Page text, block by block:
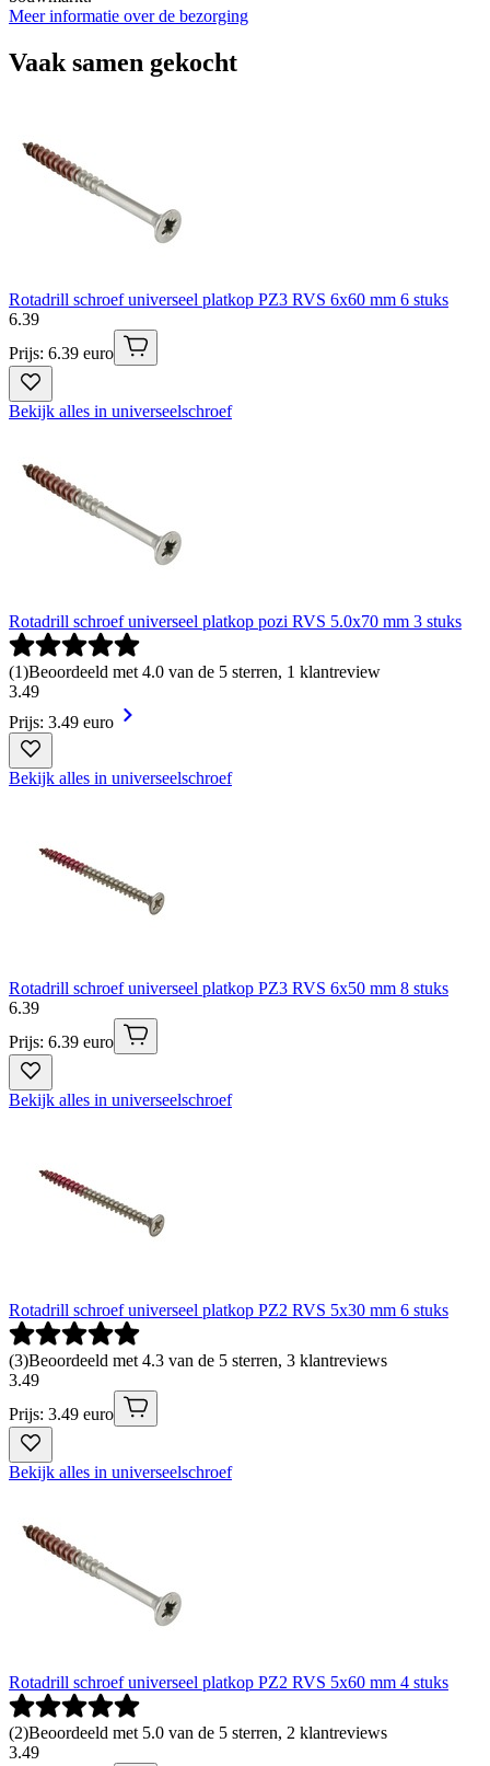
Meer informatie over de bezorging
Vaak samen gekocht
Rotadrill schroef universeel platkop PZ3 RVS 6x60 mm 6 stuks
6.39
Prijs: 6.39 euro
Bekijk alles in universeelschroef
Rotadrill schroef universeel platkop pozi RVS 5.0x70 mm 3 stuks
(1)Beoordeeld met 4.0 van de 5 sterren, 1 klantreview
3.49
Prijs: 3.49 euro
Bekijk alles in universeelschroef
Rotadrill schroef universeel platkop PZ3 RVS 6x50 mm 8 stuks
6.39
Prijs: 6.39 euro
Bekijk alles in universeelschroef
Rotadrill schroef universeel platkop PZ2 RVS 5x30 mm 6 stuks
(3)Beoordeeld met 4.3 van de 5 sterren, 3 klantreviews
3.49
Prijs: 3.49 euro
Bekijk alles in universeelschroef
Rotadrill schroef universeel platkop PZ2 RVS 5x60 mm 4 stuks
(2)Beoordeeld met 5.0 van de 5 sterren, 2 klantreviews
3.49